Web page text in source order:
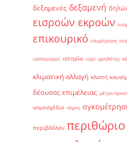
δεξαμενές δεξαμενή
εισροών εκροών
επικουρικό επιμέτρηση
ισολογισμοί ιστορία ισχύ ιχνηθέτης
κλιματική αλλαγή κλοπή
δέουσας επιμέλειας μέτρα
νομοσχέδιο νόμος
περιβάλλον